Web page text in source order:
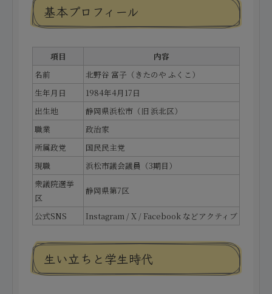
基本プロフィール
項目
内容
名前
北野谷 富子（きたのや ふくこ）
生年月日
1984年4月17日
出生地
静岡県浜松市（旧 浜北区）
職業
政治家
所属政党
国民民主党
現職
浜松市議会議員（3期目）
衆議院選挙
区
静岡県第7区
公式SNS Instagram / X / Facebook などアクティブ
生い立ちと学生時代